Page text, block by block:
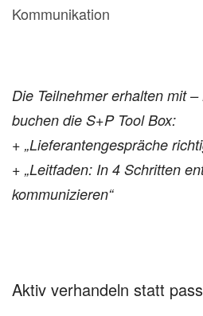
Kommunikation
Die Teilnehmer erhalten mit
buchen die S+P Tool Box:
+ „Lieferantengespräche
+ „Leitfaden: In 4 Schritten
kommunizieren“
Aktiv verhandeln statt